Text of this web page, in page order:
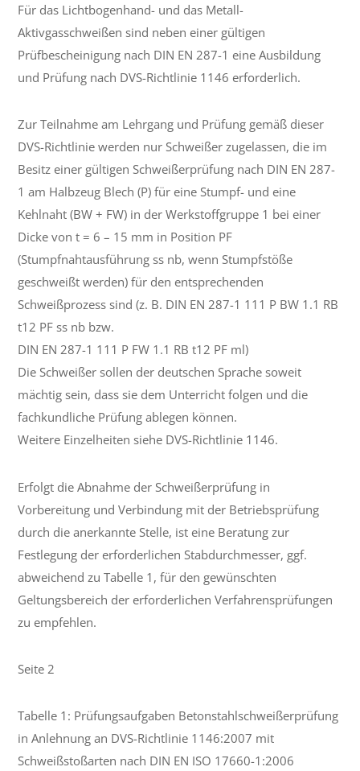
Für das Lichtbogenhand- und das Metall-
Aktivgasschweißen sind neben einer gültigen
Prüfbescheinigung nach DIN EN 287-1 eine Ausbildung
und Prüfung nach DVS-Richtlinie 1146 erforderlich.
Zur Teilnahme am Lehrgang und Prüfung gemäß dieser
DVS-Richtlinie werden nur Schweißer zugelassen, die im
Besitz einer gültigen Schweißerprüfung nach DIN EN 287-
1 am Halbzeug Blech (P) für eine Stumpf- und eine
Kehlnaht (BW + FW) in der Werkstoffgruppe 1 bei einer
Dicke von t = 6 – 15 mm in Position PF
(Stumpfnahtausführung ss nb, wenn Stumpfstöße
geschweißt werden) für den entsprechenden
Schweißprozess sind (z. B. DIN EN 287-1 111 P BW 1.1 RB
t12 PF ss nb bzw.
DIN EN 287-1 111 P FW 1.1 RB t12 PF ml)
Die Schweißer sollen der deutschen Sprache soweit
mächtig sein, dass sie dem Unterricht folgen und die
fachkundliche Prüfung ablegen können.
Weitere Einzelheiten siehe DVS-Richtlinie 1146.
Erfolgt die Abnahme der Schweißerprüfung in
Vorbereitung und Verbindung mit der Betriebsprüfung
durch die anerkannte Stelle, ist eine Beratung zur
Festlegung der erforderlichen Stabdurchmesser, ggf.
abweichend zu Tabelle 1, für den gewünschten
Geltungsbereich der erforderlichen Verfahrensprüfungen
zu empfehlen.
Seite 2
Tabelle 1: Prüfungsaufgaben Betonstahlschweißerprüfung
in Anlehnung an DVS-Richtlinie 1146:2007 mit
Schweißstoßarten nach DIN EN ISO 17660-1:2006